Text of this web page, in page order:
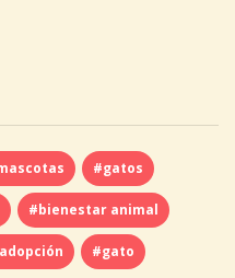
#gatos
#bienestar animal
#gato